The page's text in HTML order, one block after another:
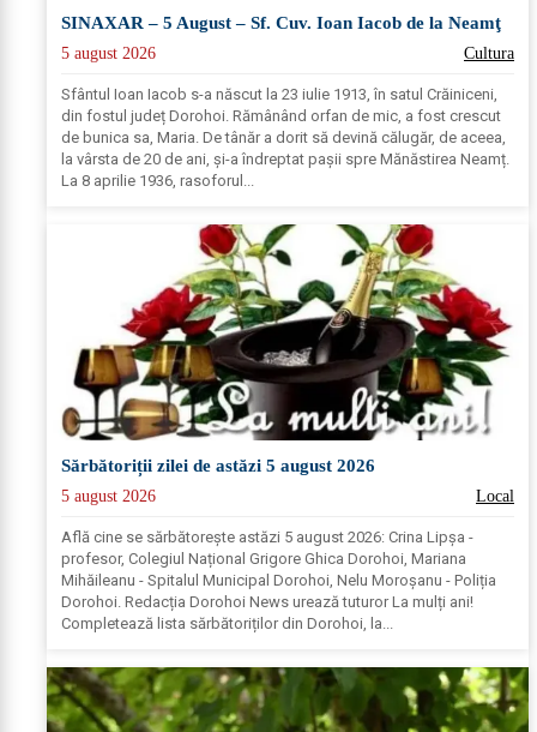
SINAXAR – 5 August – Sf. Cuv. Ioan Iacob de la Neamţ
5 august 2026 Cultura
Sfântul Ioan Iacob s-a născut la 23 iulie 1913, în satul Crăiniceni,
din fostul județ Dorohoi. Rămânând orfan de mic, a fost crescut
de bunica sa, Maria. De tânăr a dorit să devină călugăr, de aceea,
la vârsta de 20 de ani, și-a îndreptat pașii spre Mănăstirea Neamț.
La 8 aprilie 1936, rasoforul...
Sărbătoriții zilei de astăzi 5 august 2026
5 august 2026 Local
Află cine se sărbătoreşte astăzi 5 august 2026: Crina Lipșa -
profesor, Colegiul Național Grigore Ghica Dorohoi, Mariana
Mihăileanu - Spitalul Municipal Dorohoi, Nelu Moroșanu - Poliția
Dorohoi. Redacția Dorohoi News urează tuturor La mulți ani!
Completează lista sărbătoriților din Dorohoi, la...